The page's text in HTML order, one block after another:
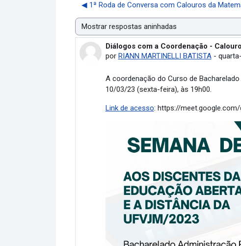
◀︎ 1ª Roda de Conversa com Calouros da
Modo de visualização
Diálogos com a Coordenação -
por RIANN MARTINELLI BATISTA-
Número de respostas: 0
A coordenação do Curso de
10/03/23 (sexta-feira), às 19h00.
Link de acesso: https://